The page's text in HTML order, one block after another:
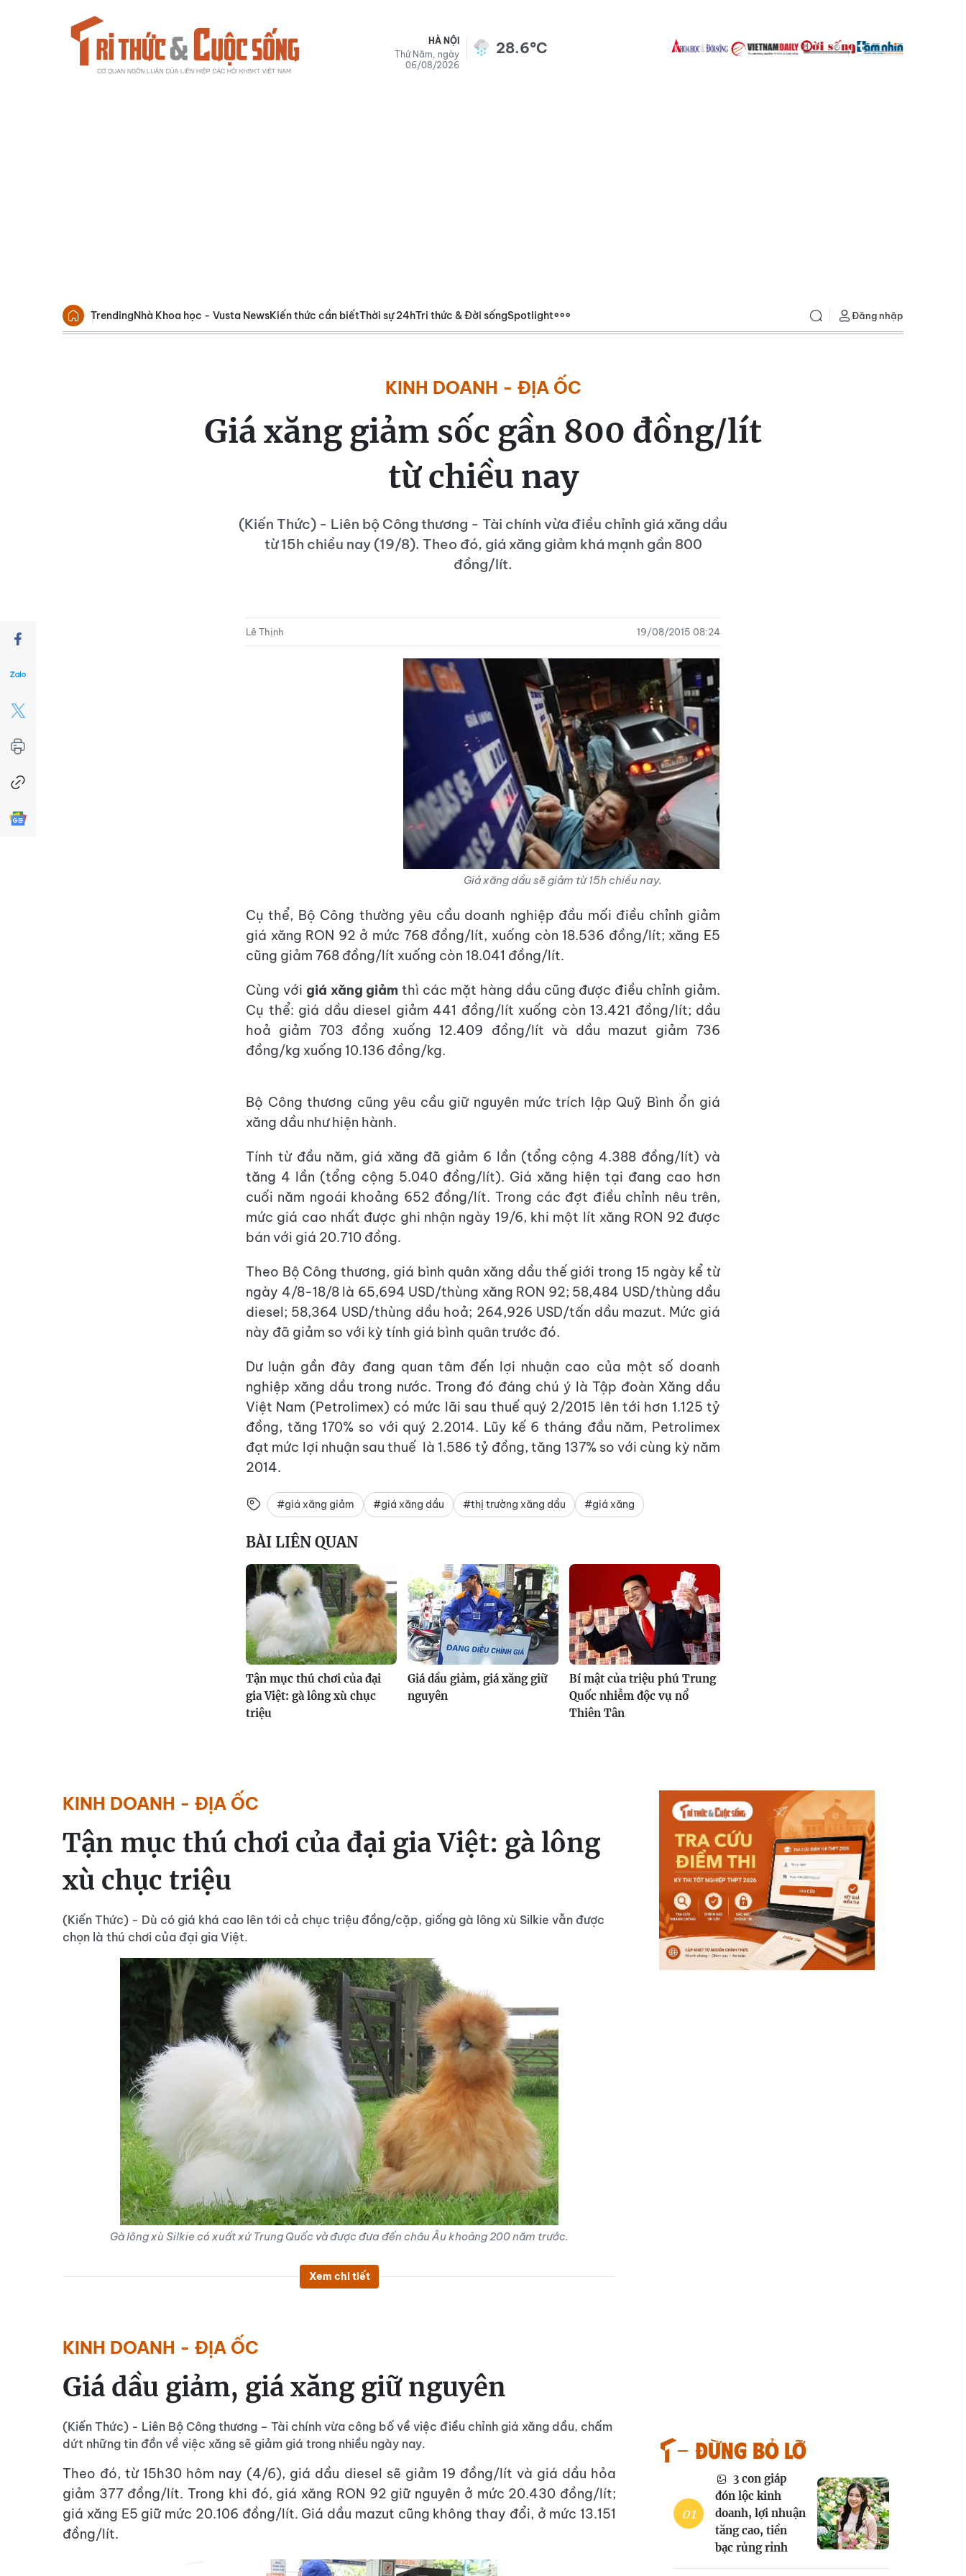
HÀ NỘI
Thứ Năm, ngày
06/08/2026
28.6°C
TrendingNhà Khoa học - Vusta NewsKiến thức cần biếtThời sự 24hTri thức & Đời sốngSpotlight Đăng nhập
KINH DOANH - ĐỊA ỐC
Giá xăng giảm sốc gần 800 đồng/lít
từ chiều nay
(Kiến Thức) - Liên bộ Công thương - Tài chính vừa điều chỉnh giá xăng dầu
từ 15h chiều nay (19/8). Theo đó, giá xăng giảm khá mạnh gần 800
đồng/lít.
Lê Thịnh 19/08/2015 08:24
Giá xăng dầu sẽ giảm từ 15h chiều nay.
Cụ thể, Bộ Công thường yêu cầu doanh nghiệp đầu mối điều chỉnh giảm
giá xăng RON 92 ở mức 768 đồng/lít, xuống còn 18.536 đồng/lít; xăng E5
cũng giảm 768 đồng/lít xuống còn 18.041 đồng/lít.
Cùng với giá xăng giảm thì các mặt hàng dầu cũng được điều chỉnh giảm.
Cụ thể: giá dầu diesel giảm 441 đồng/lít xuống còn 13.421 đồng/lít; dầu
hoả giảm 703 đồng xuống 12.409 đồng/lít và dầu mazut giảm 736
đồng/kg xuống 10.136 đồng/kg.
Bộ Công thương cũng yêu cầu giữ nguyên mức trích lập Quỹ Bình ổn giá
xăng dầu như hiện hành.
Tính từ đầu năm, giá xăng đã giảm 6 lần (tổng cộng 4.388 đồng/lít) và
tăng 4 lần (tổng cộng 5.040 đồng/lít). Giá xăng hiện tại đang cao hơn
cuối năm ngoái khoảng 652 đồng/lít. Trong các đợt điều chỉnh nêu trên,
mức giá cao nhất được ghi nhận ngày 19/6, khi một lít xăng RON 92 được
bán với giá 20.710 đồng.
Theo Bộ Công thương, giá bình quân xăng dầu thế giới trong 15 ngày kể từ
ngày 4/8-18/8 là 65,694 USD/thùng xăng RON 92; 58,484 USD/thùng dầu
diesel; 58,364 USD/thùng dầu hoả; 264,926 USD/tấn dầu mazut. Mức giá
này đã giảm so với kỳ tính giá bình quân trước đó.
Dư luận gần đây đang quan tâm đến lợi nhuận cao của một số doanh
nghiệp xăng dầu trong nước. Trong đó đáng chú ý là Tập đoàn Xăng dầu
Việt Nam (Petrolimex) có mức lãi sau thuế quý 2/2015 lên tới hơn 1.125 tỷ
đồng, tăng 170% so với quý 2.2014. Lũy kế 6 tháng đầu năm, Petrolimex
đạt mức lợi nhuận sau thuế là 1.586 tỷ đồng, tăng 137% so với cùng kỳ năm
2014.
#giá xăng giảm #giá xăng dầu #thị trường xăng dầu #giá xăng
BÀI LIÊN QUAN
Tận mục thú chơi của đại
gia Việt: gà lông xù chục
triệu
Giá dầu giảm, giá xăng giữ
nguyên
Bí mật của triệu phú Trung
Quốc nhiễm độc vụ nổ
Thiên Tân
KINH DOANH - ĐỊA ỐC
Tận mục thú chơi của đại gia Việt: gà lông
xù chục triệu
(Kiến Thức) - Dù có giá khá cao lên tới cả chục triệu đồng/cặp, giống gà lông xù Silkie vẫn được
chọn là thú chơi của đại gia Việt.
Gà lông xùSilkie có xuất xứ Trung Quốc và được đưa đến châu Âu khoảng 200 năm trước.
Xem chi tiết
KINH DOANH - ĐỊA ỐC
Giá dầu giảm, giá xăng giữ nguyên
(Kiến Thức) - Liên Bộ Công thương – Tài chính vừa công bố về việc điều chỉnh giá xăng dầu, chấm
dứt những tin đồn về việc xăng sẽ giảm giá trong nhiều ngày nay.
Theo đó, từ 15h30 hôm nay (4/6), giá dầu diesel sẽ giảm 19 đồng/lít và giá dầu hỏa
giảm 377 đồng/lít. Trong khi đó, giá xăng RON 92 giữ nguyên ở mức 20.430 đồng/lít;
giá xăng E5 giữ mức 20.106 đồng/lít. Giá dầu mazut cũng không thay đổi, ở mức 13.151
đồng/lít.
Đừng bỏ lỡ
3 con giáp
đón lộc kinh
doanh, lợi nhuận
tăng cao, tiền
bạc rủng rỉnh